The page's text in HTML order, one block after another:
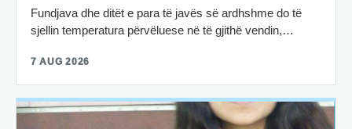
Fundjava dhe ditët e para të javës së ardhshme do të
sjellin temperatura përvëluese në të gjithë vendin,…
7 AUG 2026